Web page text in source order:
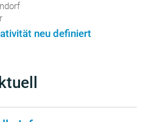
neu definiert